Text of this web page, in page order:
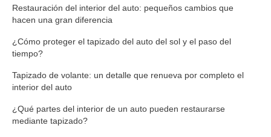
Restauración del interior del auto: pequeños cambios que
hacen una gran diferencia
¿Cómo proteger el tapizado del auto del sol y el paso del
tiempo?
Tapizado de volante: un detalle que renueva por completo el
interior del auto
¿Qué partes del interior de un auto pueden restaurarse
mediante tapizado?